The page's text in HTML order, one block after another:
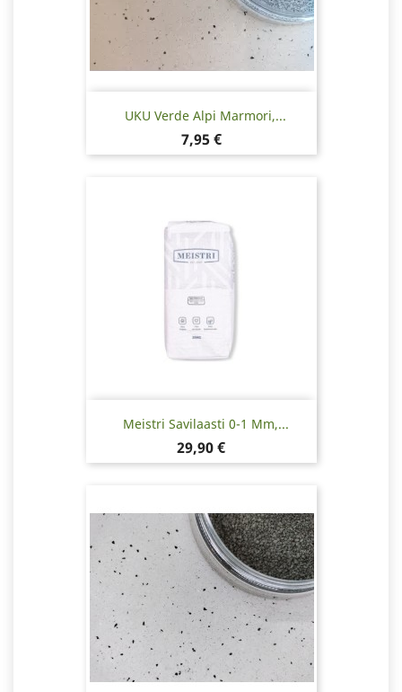
UKU Verde Alpi Marmori,...
Hinta
7,95 €
Meistri Savilaasti 0-1 Mm,...
Hinta
29,90 €